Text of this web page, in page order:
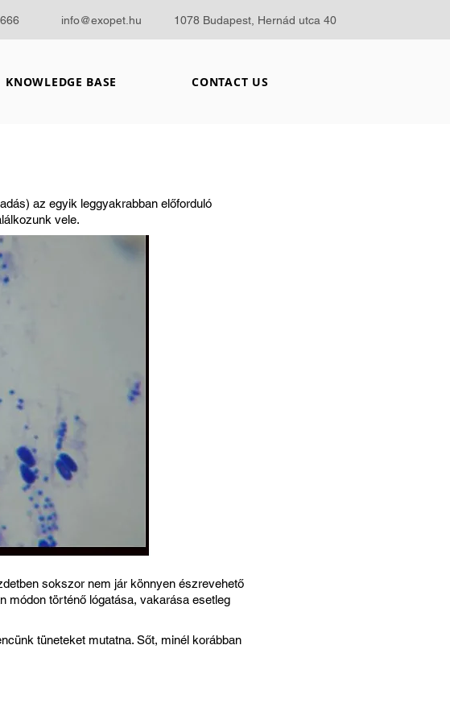
info@exopet.hu 1078 Budapest, Hernád utca 40
KNOWLEDGE BASE CONTACT US
az egyik leggyakrabban előforduló
vele.
sokszor nem jár könnyen észrevehető
módon történő lógatása, vakarása esetleg
tüneteket mutatna. Sőt, minél korábban